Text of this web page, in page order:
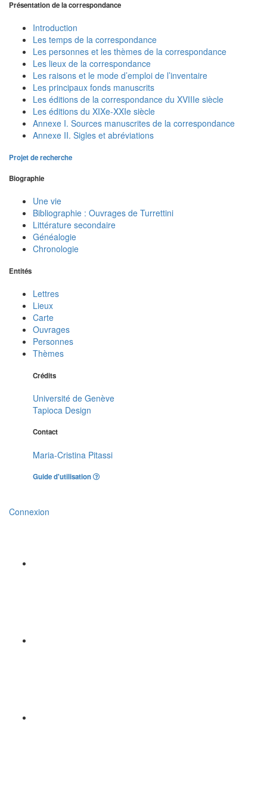
Présentation de la correspondance
Introduction
Les temps de la correspondance
Les personnes et les thèmes de la correspondance
Les lieux de la correspondance
Les raisons et le mode d’emploi de l’inventaire
Les principaux fonds manuscrits
Les éditions de la correspondance du XVIIIe siècle
Les éditions du XIXe-XXIe siècle
Annexe I. Sources manuscrites de la correspondance
Annexe II. Sigles et abréviations
Projet de recherche
Biographie
Une vie
Bibliographie : Ouvrages de Turrettini
Littérature secondaire
Généalogie
Chronologie
Entités
Lettres
Lieux
Carte
Ouvrages
Personnes
Thèmes
Crédits
Université de Genève
Tapioca Design
Contact
Maria-Cristina Pitassi
Guide d'utilisation
Connexion